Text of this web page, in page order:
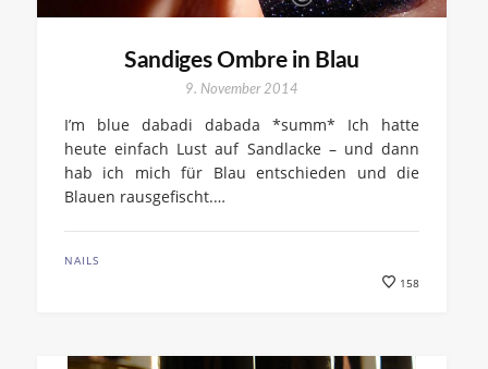
Sandiges Ombre in Blau
9. November 2014
I’m blue dabadi dabada *summ* Ich hatte
heute einfach Lust auf Sandlacke – und dann
hab ich mich für Blau entschieden und die
Blauen rausgefischt.…
NAILS
158